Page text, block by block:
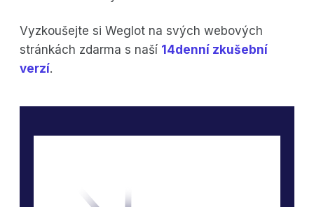
Vyzkoušejte si Weglot na svých webových
stránkách zdarma s naší 14denní zkušební
verzí.